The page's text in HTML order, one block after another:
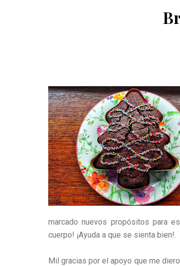
marcado nuevos propósitos para
cuerpo! ¡Ayuda a que se sienta bien!.
Mil gracias por el apoyo que me